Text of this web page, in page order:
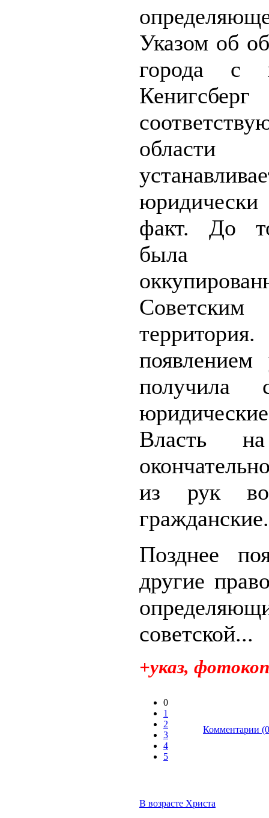
Указом об
города с
области
факт. До
была
появлением
получила
Власть
из рук
гражданские.
Позднее
другие
советской...
+указ,
0
1
2
3
4
5
Комментарии
В возрасте Христа